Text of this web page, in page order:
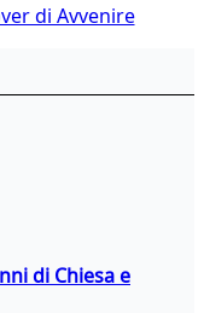
di Avvenire
di Chiesa e